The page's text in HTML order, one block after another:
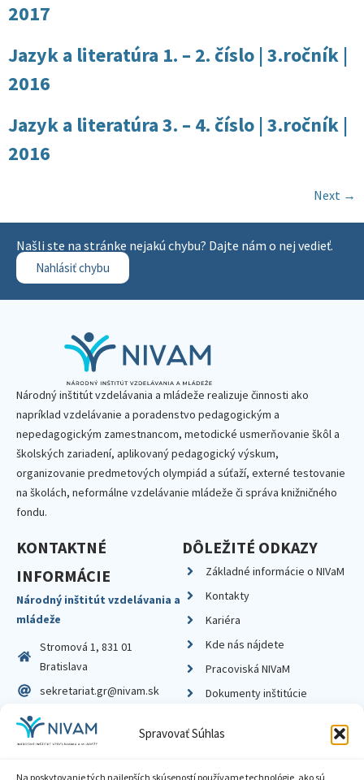
Spravovať Súhlas
Na poskytovanie tých najlepších skúseností používame technológie, ako sú
2017
Jazyk a literatúra 1. – 2. číslo | 3.ročník |
2016
Jazyk a literatúra 3. – 4. číslo | 3.ročník |
2016
Next →
Našli ste na stránke nejakú chybu? Dajte nám o nej vedieť.
Nahlásiť chybu
Národný inštitút vzdelávania a mládeže realizuje činnosti ako
napríklad vzdelávanie a poradenstvo pedagogickým a
nepedagogickým zamestnancom, metodické usmerňovanie škôl a
školských zariadení, aplikovaný pedagogický výskum,
organizovanie predmetových olympiád a súťaží, externé testovanie
na školách, neformálne vzdelávanie mládeže či správa knižničného
fondu.
KONTAKTNÉ
INFORMÁCIE
Národný inštitút vzdelávania a
mládeže
Stromová 1, 831 01
Bratislava
sekretariat.gr@nivam.sk
IČO: 00164348
DIČ: 2020798714
DÔLEŽITÉ ODKAZY
Základné informácie o NIVaM
Kontakty
Kariéra
Kde nás nájdete
Pracoviská NIVaM
Dokumenty inštitúcie